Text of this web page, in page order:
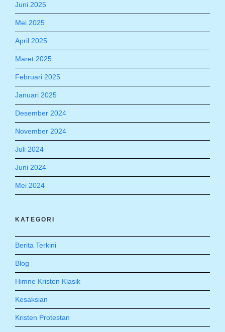
Juni 2025
Mei 2025
April 2025
Maret 2025
Februari 2025
Januari 2025
Desember 2024
November 2024
Juli 2024
Juni 2024
Mei 2024
KATEGORI
Berita Terkini
Blog
Himne Kristen Klasik
Kesaksian
Kristen Protestan